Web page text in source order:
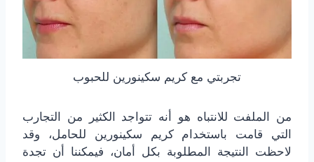
تجربتي مع كريم سكينورين للحبوب
من الملفت للانتباه هو أنه تتواجد الكثير من التجارب
التي قامت باستخدام كريم سكينورين للحامل، وقد
لاحظت النتيجة المطلوبة بكل أمان، فيمكننا أن تجدة